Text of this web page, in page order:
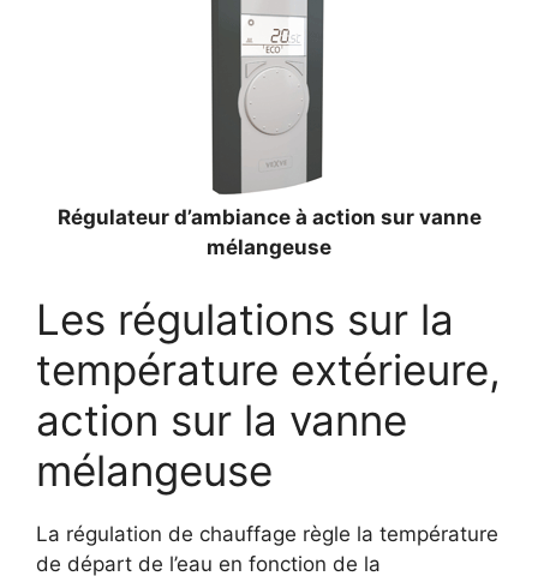
Régulateur d’ambiance à action sur vanne
mélangeuse
Les régulations sur la
température extérieure,
action sur la vanne
mélangeuse
La régulation de chauffage règle la température
de départ de l’eau en fonction de la